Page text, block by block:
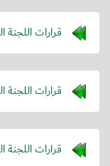
قرارات اللجنة
قرارات اللجنة
قرارات اللجنة